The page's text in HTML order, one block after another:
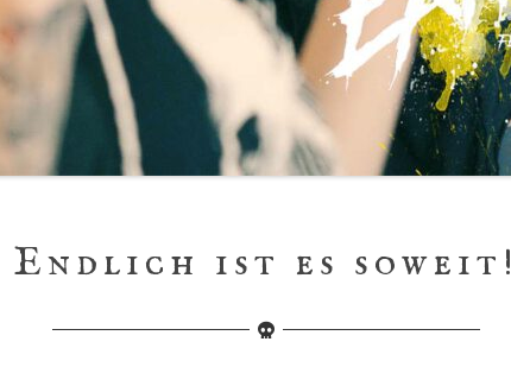
Endlich ist es soweit!